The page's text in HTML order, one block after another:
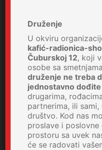
Druženje
U okviru
kafić-radionica-
Čuburskoj 12, koji
osobe sa
druženje ne treba
jednostavno dođite
drugarima,
partnerima, ili
društvo. Kod nas
proslave i
prostoru sa uvek
će se radovati